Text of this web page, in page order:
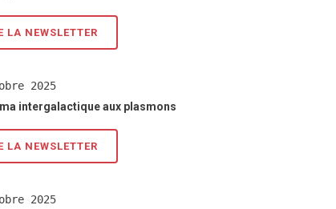
LA NEWSLETTER
2025
intergalactique aux plasmons
LA NEWSLETTER
2025